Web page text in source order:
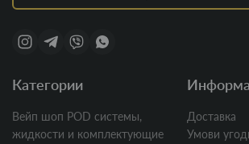
Категории
Вейп шоп POD системы,
жидкости и комплектующие
Доставка
Умови